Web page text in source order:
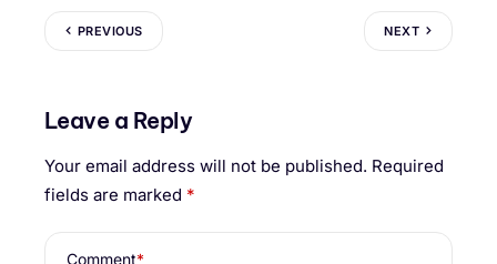
PREVIOUS NEXT
Leave a Reply
Your email address will not be published. Required
fields are marked *
Comment*